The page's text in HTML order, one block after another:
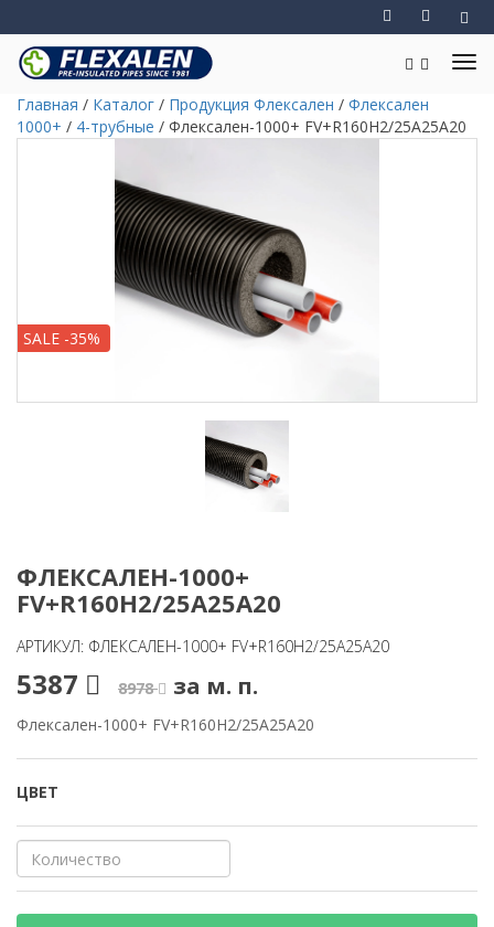
Главная / Каталог / Продукция Флексален / Флексален
1000+ / 4-трубные / Флексален-1000+ FV+R160H2/25A25A20
SALE -35%
ФЛЕКСАЛЕН-1000+
FV+R160H2/25A25A20
АРТИКУЛ: ФЛЕКСАЛЕН-1000+ FV+R160H2/25A25A20
5387 8978 за м. п.
Флексален-1000+ FV+R160H2/25A25A20
ЦВЕТ